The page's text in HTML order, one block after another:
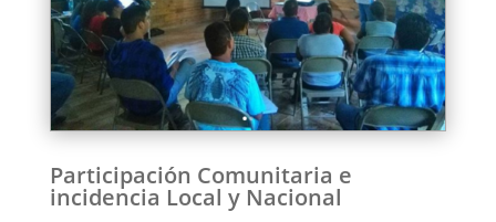
Participación Comunitaria e
incidencia Local y Nacional